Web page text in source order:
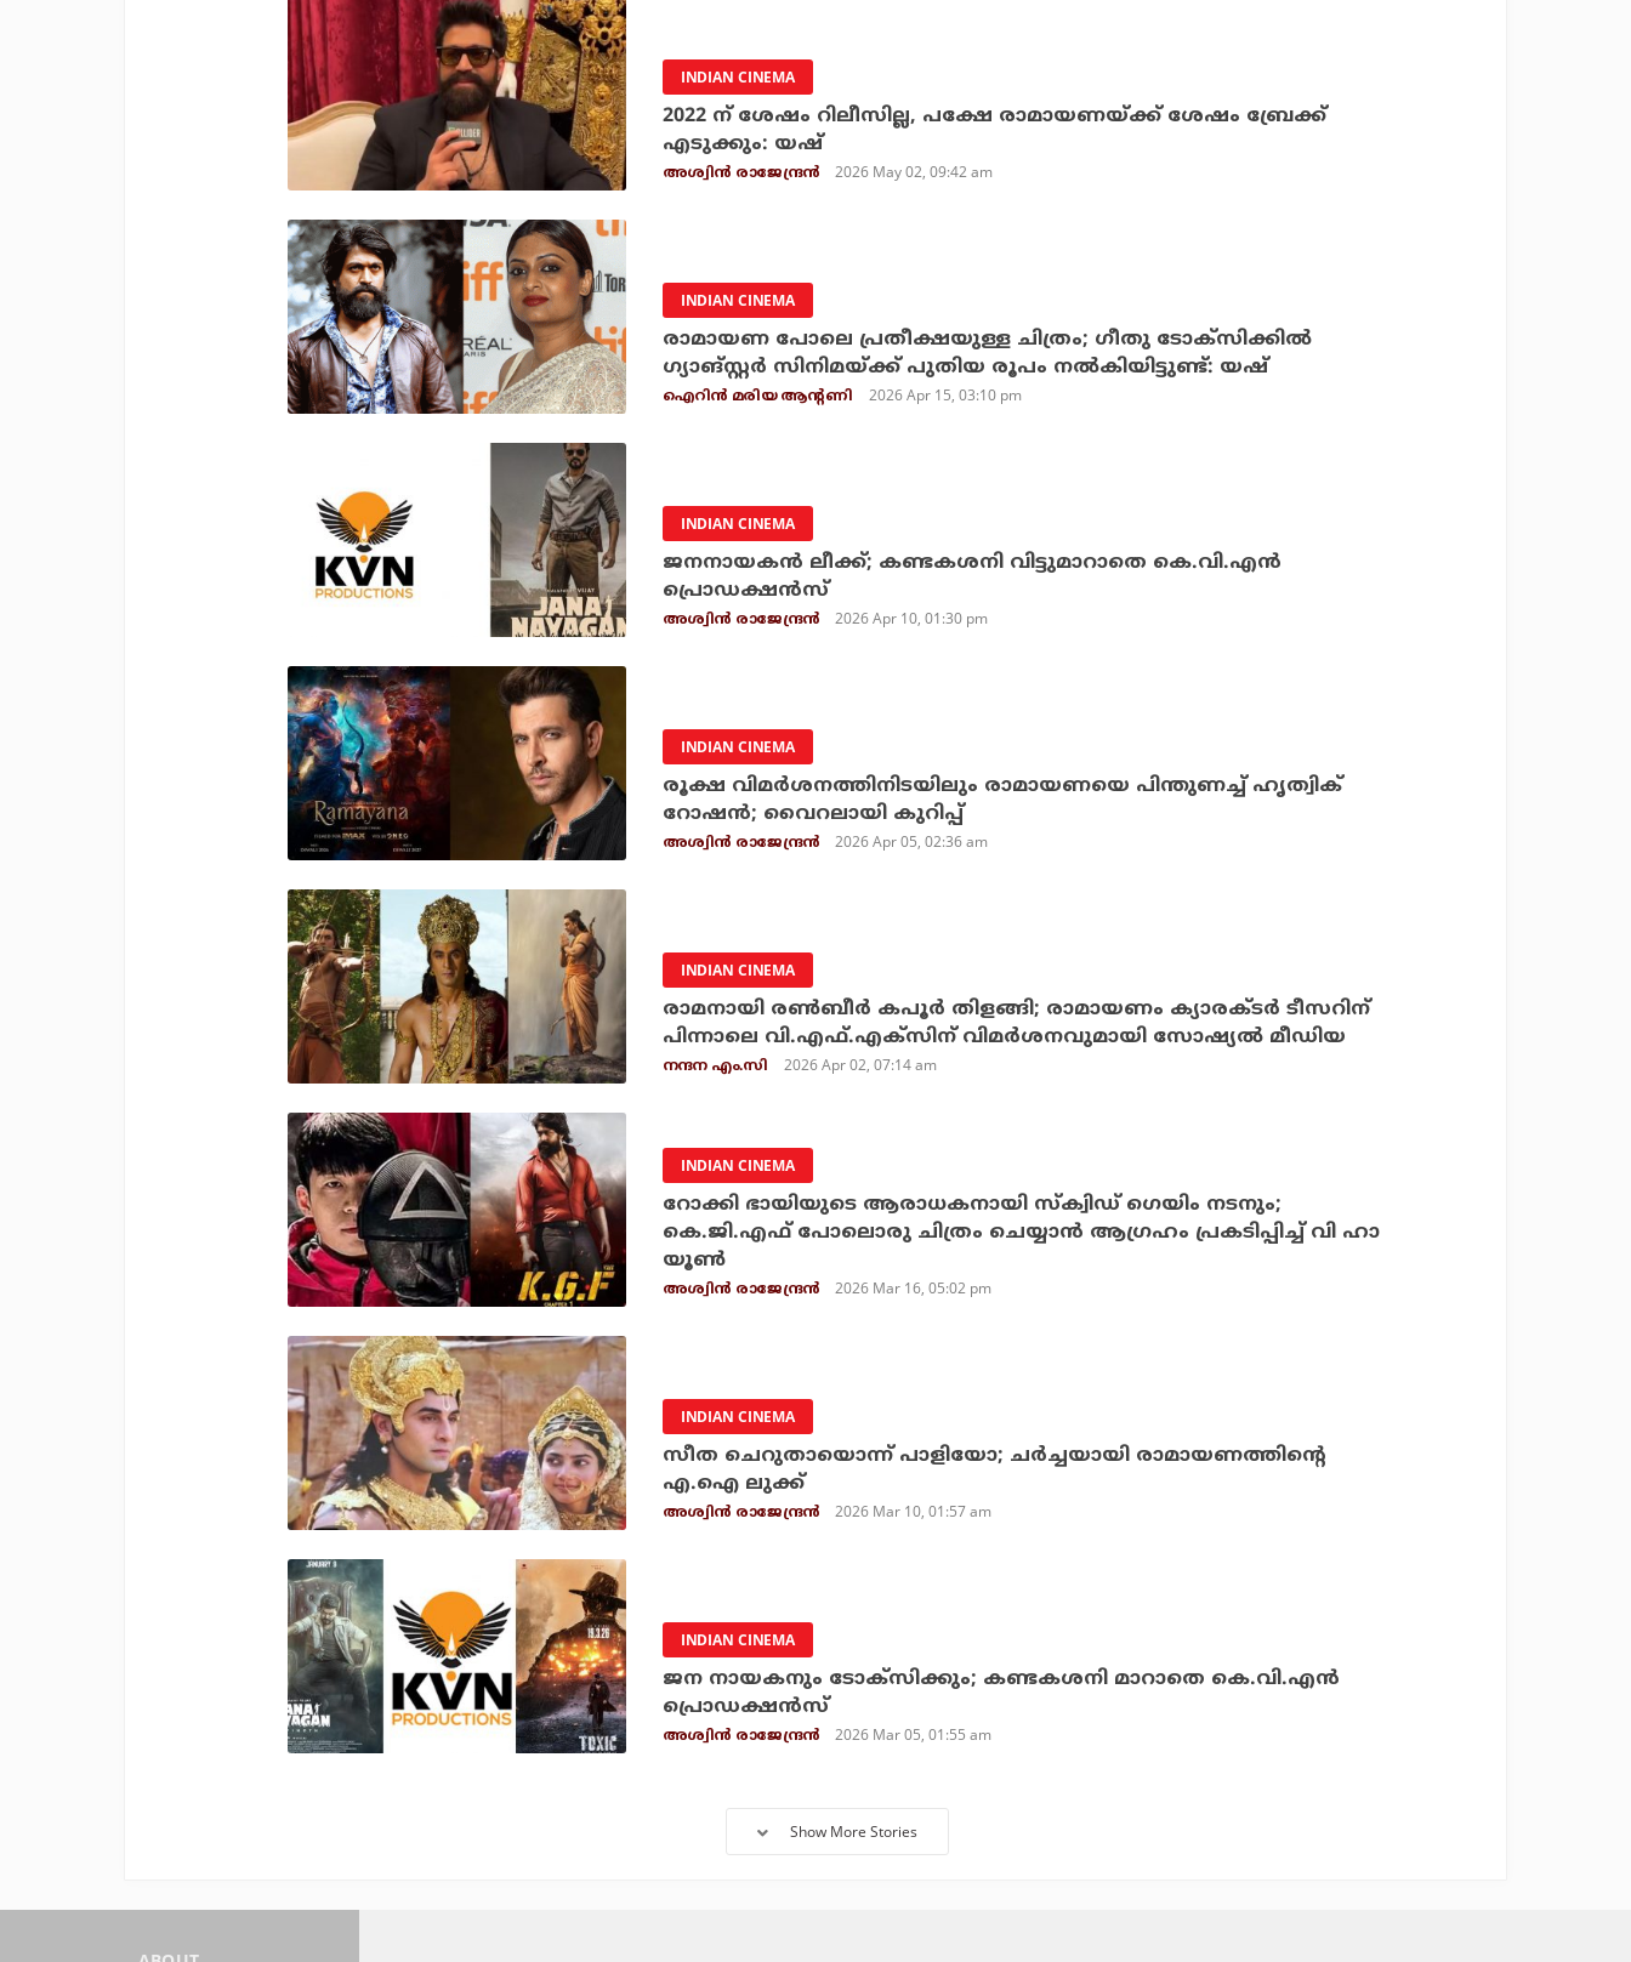
INDIAN CINEMA
2022 ന് ശേഷം റിലീസില്ല, പക്ഷേ രാമായണയ്ക്ക് ശേഷം ബ്രേക്ക്
എടുക്കും: യഷ്
അശ്വിന്‍ രാജേന്ദ്രന്‍ 2026 May 02, 09:42 am
INDIAN CINEMA
രാമായണ പോലെ പ്രതീക്ഷയുള്ള ചിത്രം; ഗീതു ടോക്‌സിക്കില്‍
ഗ്യാങ്സ്റ്റര്‍ സിനിമയ്ക്ക് പുതിയ രൂപം നല്‍കിയിട്ടുണ്ട്: യഷ്
ഐറിന്‍ മരിയ ആന്റണി 2026 Apr 15, 03:10 pm
INDIAN CINEMA
ജനനായകന്‍ ലീക്ക്; കണ്ടകശനി വിട്ടുമാറാതെ കെ.വി.എന്‍
പ്രൊഡക്ഷന്‍സ്
അശ്വിന്‍ രാജേന്ദ്രന്‍ 2026 Apr 10, 01:30 pm
INDIAN CINEMA
രൂക്ഷ വിമര്‍ശനത്തിനിടയിലും രാമായണയെ പിന്തുണച്ച് ഹൃത്വിക്
റോഷന്‍; വൈറലായി കുറിപ്പ്
അശ്വിന്‍ രാജേന്ദ്രന്‍ 2026 Apr 05, 02:36 am
INDIAN CINEMA
രാമനായി രൺബീർ കപൂർ തിളങ്ങി; രാമായണം ക്യാരക്ടർ ടീസറിന്
പിന്നാലെ വി.എഫ്.എക്‌സിന് വിമർശനവുമായി സോഷ്യൽ മീഡിയ
നന്ദന എം.സി 2026 Apr 02, 07:14 am
INDIAN CINEMA
റോക്കി ഭായിയുടെ ആരാധകനായി സ്‌ക്വിഡ് ഗെയിം നടനും;
കെ.ജി.എഫ് പോലൊരു ചിത്രം ചെയ്യാന്‍ ആഗ്രഹം പ്രകടിപ്പിച്ച് വി ഹാ
യൂണ്‍
അശ്വിന്‍ രാജേന്ദ്രന്‍ 2026 Mar 16, 05:02 pm
INDIAN CINEMA
സീത ചെറുതായൊന്ന് പാളിയോ; ചര്‍ച്ചയായി രാമായണത്തിന്റെ
എ.ഐ ലുക്ക്
അശ്വിന്‍ രാജേന്ദ്രന്‍ 2026 Mar 10, 01:57 am
INDIAN CINEMA
ജന നായകനും ടോക്‌സിക്കും; കണ്ടകശനി മാറാതെ കെ.വി.എന്‍
പ്രൊഡക്ഷന്‍സ്
അശ്വിന്‍ രാജേന്ദ്രന്‍ 2026 Mar 05, 01:55 am
Show More Stories